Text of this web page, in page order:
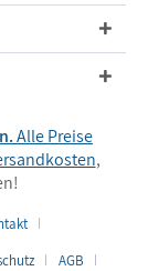
Alle Preise
,
AGB